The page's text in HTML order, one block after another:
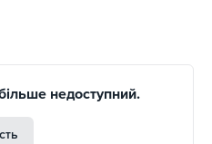
недоступний.